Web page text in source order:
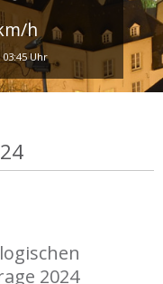
h
03:45 Uhr
2024